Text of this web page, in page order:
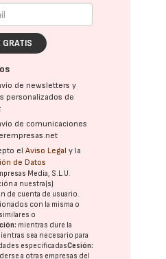
GRATIS
de newsletters y
personalizados de
de comunicaciones
elAviso Legal y la
de Datos
Media, S.L.U.
a nuestra(s)
de cuenta de usuario.
con la misma o
o
mientras dure la
sea necesario para
especificadasCesión:
a otras empresas del